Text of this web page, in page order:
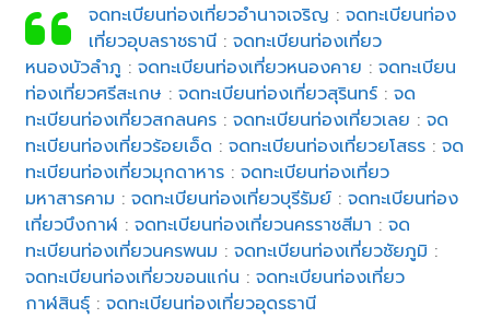
จดทะเบียนท่องเที่ยวอำนาจเจริญ : จดทะเบียนท่อง
เที่ยวอุบลราชธานี: จดทะเบียนท่องเที่ยว
หนองบัวลำภู :จดทะเบียนท่องเที่ยวหนองคาย :จดทะเบียน
ท่องเที่ยวศรีสะเกษ :จดทะเบียนท่องเที่ยวสุรินทร์ :จด
ทะเบียนท่องเที่ยวสกลนคร :จดทะเบียนท่องเที่ยวเลย :จด
ทะเบียนท่องเที่ยวร้อยเอ็ด :จดทะเบียนท่องเที่ยวยโสธร :จด
ทะเบียนท่องเที่ยวมุกดาหาร :จดทะเบียนท่องเที่ยว
มหาสารคาม :จดทะเบียนท่องเที่ยวบุรีรัมย์ :จดทะเบียนท่อง
เที่ยวบึงกาฬ :จดทะเบียนท่องเที่ยวนครราชสีมา :จด
ทะเบียนท่องเที่ยวนครพนม :จดทะเบียนท่องเที่ยวชัยภูมิ :
จดทะเบียนท่องเที่ยวขอนแก่น :จดทะเบียนท่องเที่ยว
กาฬสินธุ์ :จดทะเบียนท่องเที่ยวอุดรธานี